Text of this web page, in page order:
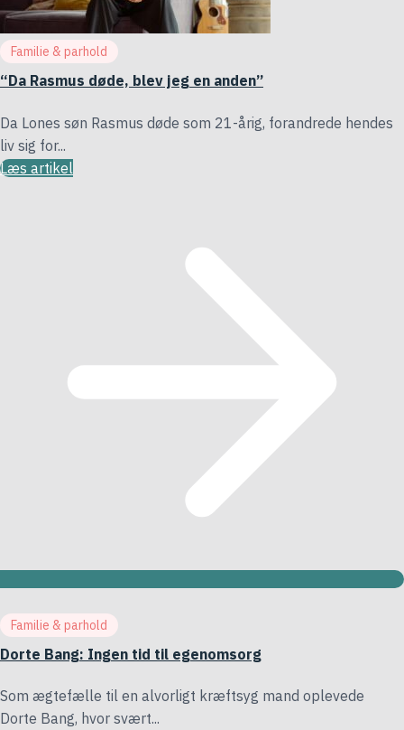
Familie & parhold
“Da Rasmus døde, blev jeg en anden”
Da Lones søn Rasmus døde som 21-årig, forandrede hendes
liv sig for...
Læs artikel
Familie & parhold
Dorte Bang: Ingen tid til egenomsorg
Som ægtefælle til en alvorligt kræftsyg mand oplevede
Dorte Bang, hvor svært...